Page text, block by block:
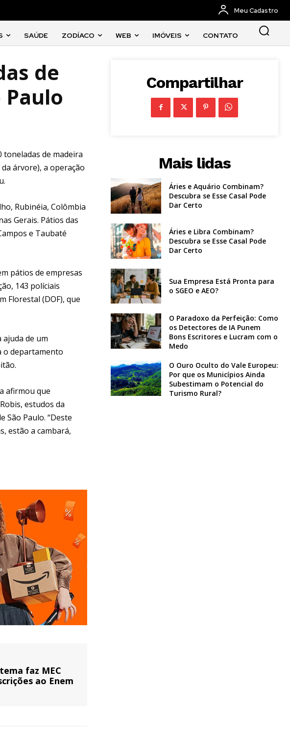
Meu Cadastro
SAÚDE ZODÍACO WEB IMÓVEIS CONTATO
de
toneladas de madeira
árvore), a operação
Rubinéia, Colômbia
Gerais. Pátios das
e Taubaté
pátios de empresas
143 políciais
Florestal (DOF), que
ajuda de um
o departamento
afirmou que
estudos da
São Paulo. “Deste
estão a cambará,
faz MEC
ao Enem
Compartilhar
Mais lidas
Áries e Aquário Combinam?
Descubra se Esse Casal Pode
Dar Certo
Áries e Libra Combinam?
Descubra se Esse Casal Pode
Dar Certo
Sua Empresa Está Pronta para
o SGEO e AEO?
O Paradoxo da Perfeição: Como
os Detectores de IA Punem
Bons Escritores e Lucram com o
Medo
O Ouro Oculto do Vale Europeu:
Por que os Municípios Ainda
Subestimam o Potencial do
Turismo Rural?